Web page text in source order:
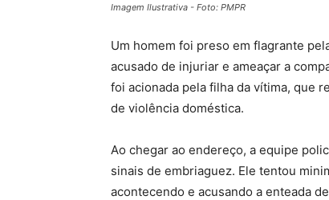
Imagem Ilustrativa - Foto: PMPR
Um homem foi preso em flagrante
acusado de injuriar e ameaçar a
foi acionada pela filha da vítima, que
de violência doméstica.
Ao chegar ao endereço, a equipe
sinais de embriaguez. Ele tentou
acontecendo e acusando a enteada